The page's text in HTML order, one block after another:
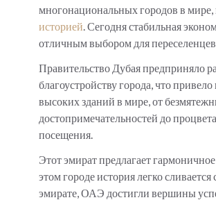
многонациональных городов в
историей. Сегодня стабильная
отличным выбором для переселенцев
Правительство Дубая предприняло
благоустройству города, что
высоких зданий в мире, от
достопримечательностей до
посещения.
Этот эмират предлагает
этом городе история легко
эмирате, ОАЭ достигли вершины